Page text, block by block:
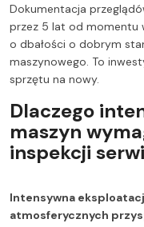
Dokumentacja
przez 5 lat od momentu
o dbałości o dobrym
maszynowego. To
sprzętu na nowy.
Dlaczego
maszyn
inspekcji
Intensywna
atmosferycznych